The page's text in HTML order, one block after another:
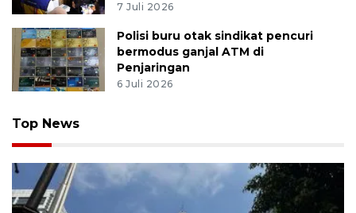
7 Juli 2026
Polisi buru otak sindikat pencuri
bermodus ganjal ATM di
Penjaringan
6 Juli 2026
Top News